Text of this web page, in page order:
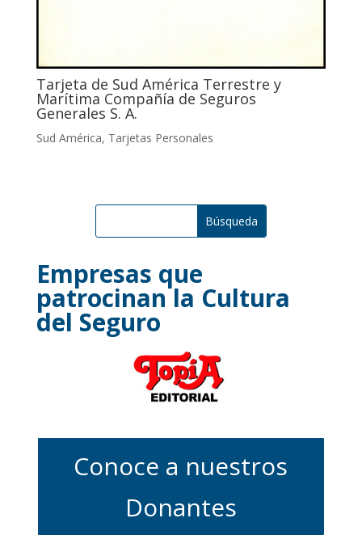
Tarjeta de Sud América Terrestre y
Marítima Compañía de Seguros
Generales S. A.
Sud América, Tarjetas Personales
Empresas que
patrocinan la Cultura
del Seguro
Conoce a nuestros
Donantes